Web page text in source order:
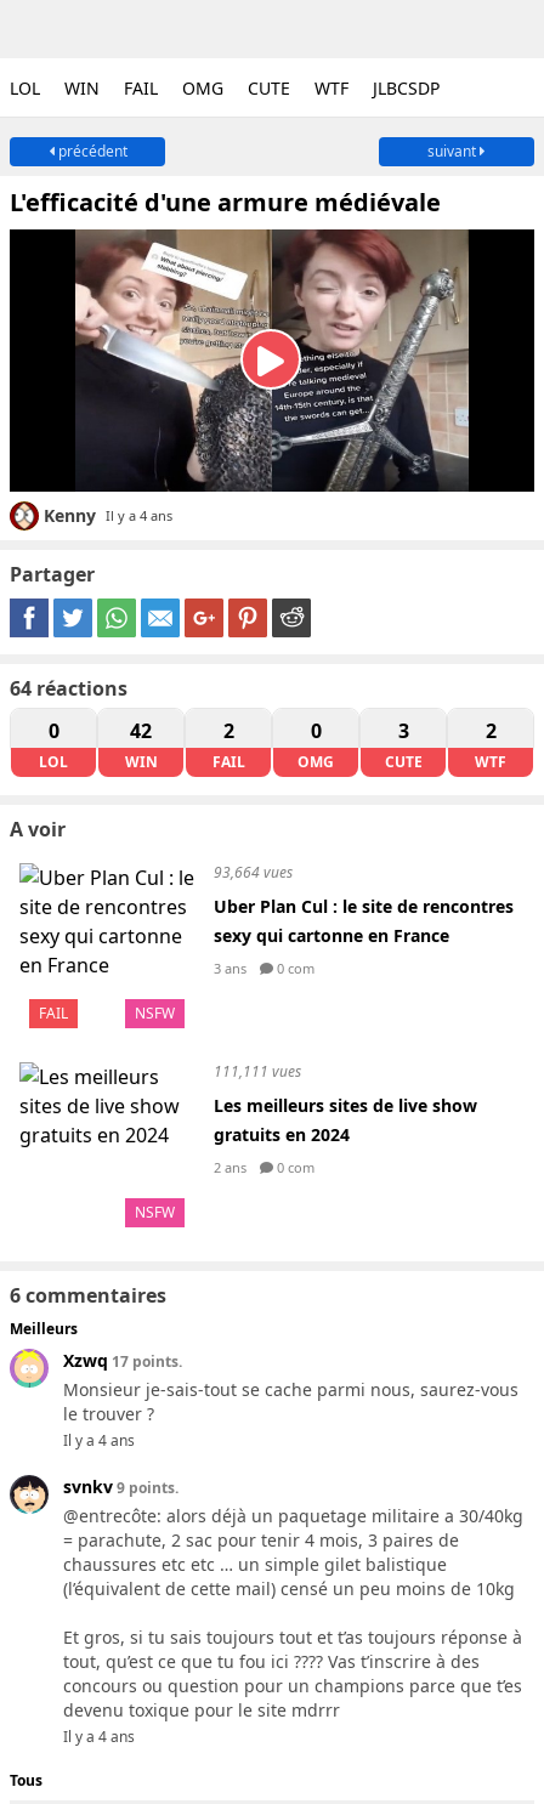
LOL WIN FAIL OMG CUTE WTF JLBCSDP
précédent suivant
L'efficacité d'une armure médiévale
Kenny Il y a 4 ans
Partager
64 réactions
0
LOL
42
WIN
2
FAIL
0
OMG
3
CUTE
2
WTF
A voir
FAIL NSFW
93,664 vues
Uber Plan Cul : le site de rencontres
sexy qui cartonne en France
3 ans 0 com
NSFW
111,111 vues
Les meilleurs sites de live show
gratuits en 2024
2 ans 0 com
6 commentaires
Meilleurs
Xzwq 17 points.
Monsieur je-sais-tout se cache parmi nous, saurez-vous
le trouver ?
Il y a 4 ans
svnkv9 points.
@entrecôte: alors déjà un paquetage militaire a 30/40kg
= parachute, 2 sac pour tenir 4 mois, 3 paires de
chaussures etc etc … un simple gilet balistique
(l’équivalent de cette mail) censé un peu moins de 10kg
Et gros, si tu sais toujours tout et t’as toujours réponse à
tout, qu’est ce que tu fou ici ???? Vas t’inscrire à des
concours ou question pour un champions parce que t’es
devenu toxique pour le site mdrrr
Il y a 4 ans
Tous